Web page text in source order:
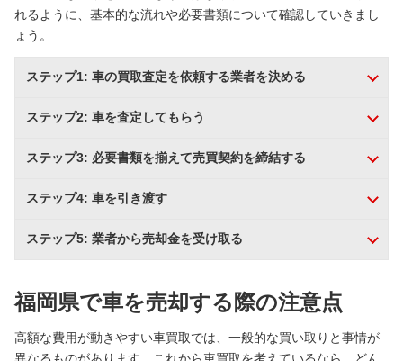
れるように、基本的な流れや必要書類について確認していきまし
ょう。
ステップ1: 車の買取査定を依頼する業者を決める
ステップ2: 車を査定してもらう
ステップ3: 必要書類を揃えて売買契約を締結する
ステップ4: 車を引き渡す
ステップ5: 業者から売却金を受け取る
福岡県で車を売却する際の注意点
高額な費用が動きやすい車買取では、一般的な買い取りと事情が